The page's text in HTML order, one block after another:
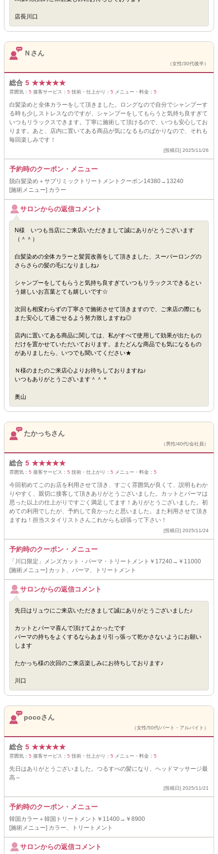
店長川口
Ｎさん
（女性/30代後半）
総合 5 ★★★★★
雰囲気： 5 接客サービス： 5 技術・仕上がり： 5 メニュー・料金： 5
白髪染めと全体カラーをして頂きました。ロングなので自分でシャンプーす
る時も少しストレスなのですが、シャンプーをしてもらうと気持ち良すぎて
いつもリラックスできます。丁寧に施術して頂けるので、いつも安心してお
ります。あと、店内に置いてある商品が気になるものばかりなので、それも
毎回楽しみです！
[投稿日] 2025/11/26
予約時のクーポン・メニュー
脱白髪染め＋サブリミックトリートメントクーポン14380→13240
[施術メニュー] カラー
サロンからの返信コメント
N様 いつも当店にご来店いただきまして誠にありがとうございます
（＾＾）
白髪染めの全体カラーと髪質改善をして頂きました、スーパーロングの
さらさらの髪の毛になりましね♪
シャンプーをしてもらうと気持ち良すぎていつもリラックスできるとい
う嬉しいお言葉とても嬉しいです☆
次回も相変わらずの丁寧さで施術させて頂きますので、ご来店の際にも
また安心して過ごせるよう努力致しますね◎
店内に置いてある商品に関しては、私がすべて使用して効果が出たもの
だけを置かせていただいております。またどんな商品でも気になるもの
がありましたら、いつでも聞いてください★
Ｎ様のまたのご来店心よりお待ちしておりますね♪
いつもありがとうございます＾＾＊
奥山
たかっちさん
（男性/40代/会社員）
総合 5 ★★★★★
雰囲気： 5 接客サービス： 5 技術・仕上がり： 5 メニュー・料金： 5
今回初めてこのお店を利用させて頂き、すごく雰囲気が良くて、説明もわか
りやすく、親切に接客して頂きありがとうございました。カットとパーマは
思った以上の仕上がりですごく満足してます！ありがとうございました。初
めての利用でしたが、予約して良かったと思いました。また利用させて頂き
ますね！担当スタイリストさんこれからも頑張って下さい！
[投稿日] 2025/11/24
予約時のクーポン・メニュー
「川口限定」メンズカット・パーマ・トリートメント￥17240→￥11000
[施術メニュー] カット、パーマ、トリートメント
サロンからの返信コメント
先日はリュウにご来店いただきまして誠にありがとうございました♪
カットとパーマ喜んで頂けてよかったです
パーマの持ちをよくするならあまり引っ張って乾かさないようにお願い
します
たかっち様の次回のご来店楽しみにお待ちしております♪
川口
pocoさん
（女性/50代/パート・アルバイト）
総合 5 ★★★★★
雰囲気： 5 接客サービス： 5 技術・仕上がり： 5 メニュー・料金： 5
先日はありがとうございました。つるすべの髪になり、ヘッドマッサージ最
高～
[投稿日] 2025/11/21
予約時のクーポン・メニュー
韓国カラー＋韓国トリートメント￥11400→￥8900
[施術メニュー] カラー、トリートメント
サロンからの返信コメント